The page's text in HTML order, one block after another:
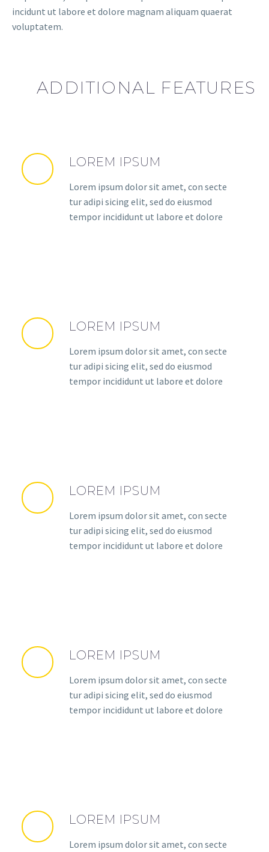
incidunt ut labore et dolore magnam aliquam quaerat
voluptatem.
ADDITIONAL FEATURES
LOREM IPSUM
Lorem ipsum dolor sit amet, con secte
tur adipi sicing elit, sed do eiusmod
tempor incididunt ut labore et dolore
LOREM IPSUM
Lorem ipsum dolor sit amet, con secte
tur adipi sicing elit, sed do eiusmod
tempor incididunt ut labore et dolore
LOREM IPSUM
Lorem ipsum dolor sit amet, con secte
tur adipi sicing elit, sed do eiusmod
tempor incididunt ut labore et dolore
LOREM IPSUM
Lorem ipsum dolor sit amet, con secte
tur adipi sicing elit, sed do eiusmod
tempor incididunt ut labore et dolore
LOREM IPSUM
Lorem ipsum dolor sit amet, con secte